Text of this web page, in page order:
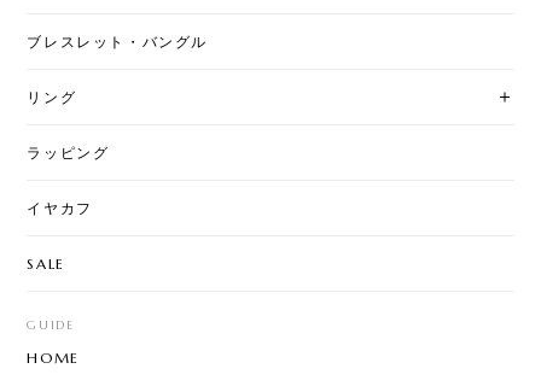
ブレスレット・バングル
リング
ラッピング
イヤカフ
SALE
GUIDE
HOME